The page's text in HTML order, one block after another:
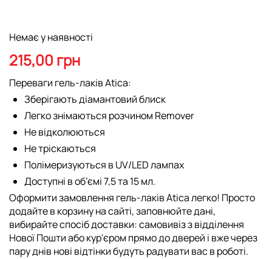
до
початку
галереї
зображень
Немає у наявності
215,00 грн
Переваги гель-лаків Atica:
Зберігають діамантовий блиск
Легко знімаються розчином Remover
Не відколюються
Не тріскаються
Полімеризуються в UV/LED лампах
Доступні в об’ємі 7,5 та 15 мл.
Оформити замовлення гель-лаків Atica легко! Просто
додайте в корзину на сайті, заповнюйте дані,
вибирайте спосіб доставки: самовивіз з відділення
Нової Пошти або кур'єром прямо до дверей і вже через
пару днів нові відтінки будуть радувати вас в роботі.